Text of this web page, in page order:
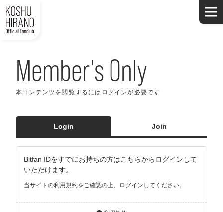
Member's Only
本コンテンツを閲覧するにはログインが必要です
Login Join
Bitfan IDをすでにお持ちの方はこちらからログインして
いただけます。
当サイトの利用規約をご確認の上、ログインしてください。